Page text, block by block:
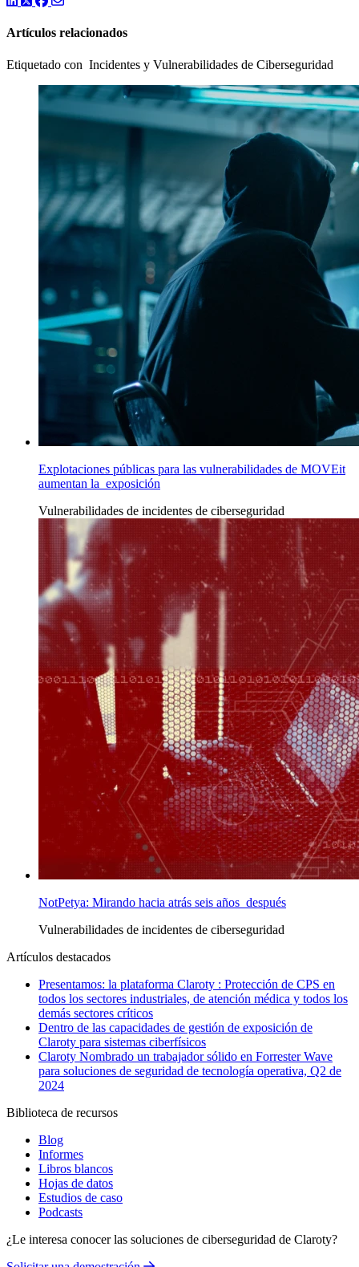
Artículos relacionados
Etiquetado con Incidentes y Vulnerabilidades de Ciberseguridad
Explotaciones públicas para las vulnerabilidades de MOVEit
aumentan la exposición
Vulnerabilidades de incidentes de ciberseguridad
NotPetya: Mirando hacia atrás seis años después
Vulnerabilidades de incidentes de ciberseguridad
Artículos destacados
Presentamos: la plataforma Claroty : Protección de CPS en
todos los sectores industriales, de atención médica y todos los
demás sectores críticos
Dentro de las capacidades de gestión de exposición de
Claroty para sistemas ciberfísicos
Claroty Nombrado un trabajador sólido en Forrester Wave
para soluciones de seguridad de tecnología operativa, Q2 de
2024
Biblioteca de recursos
Blog
Informes
Libros blancos
Hojas de datos
Estudios de caso
Podcasts
¿Le interesa conocer las soluciones de ciberseguridad de Claroty?